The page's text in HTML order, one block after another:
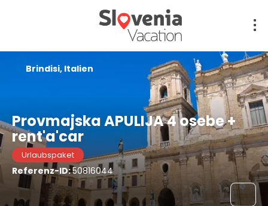
Provmajska APULIJA 4 osebe +
rent'a'car
Urlaubspaket
Referenz-ID:50816044
Brindisi, Italien